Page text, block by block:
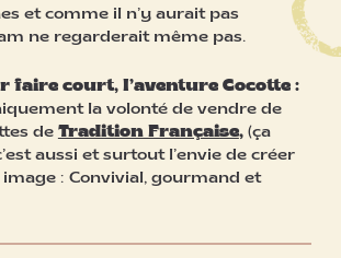
et comme il n’y aurait pas
ne regarderait même pas.
faire court, l’aventure Cocotte :
la volonté de vendre de
de Tradition Française, (ça
aussi et surtout l’envie de créer
: Convivial, gourmand et